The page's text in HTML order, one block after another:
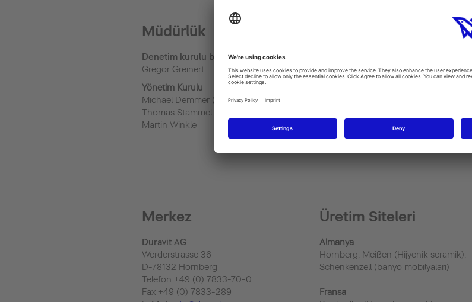
Müdürlük
Denetim kurulu başkanı
Gregor Greinert
Yönetim Kurulu
Michael Demmer (Board chairman)
Thomas Stammel
Martin Winkle
432,3 Mio. Euro (Grup)
Merkez
Duravit AG
Werderstrasse 36
D-78132 Hornberg
Telefon +49 (0) 7833-70-0
Fax +49 (0) 7833-289
Üretim Siteleri
Almanya
Hornberg, Meißen (Hijyenik seramik),
Schenkenzell (banyo mobilyaları)
Fransa